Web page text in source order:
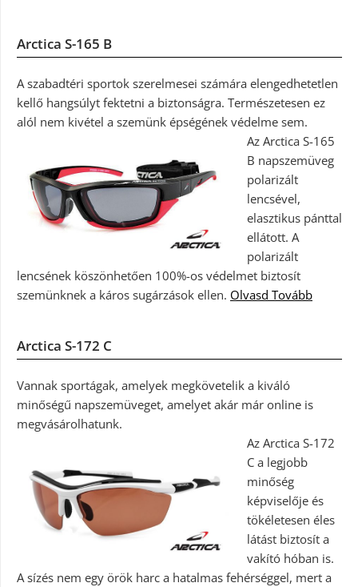
Arctica S-165 B
A szabadtéri sportok szerelmesei számára elengedhetetlen
kellő hangsúlyt fektetni a biztonságra. Természetesen ez
alól nem kivétel a szemünk épségének védelme sem.
Az Arctica S-165
B napszemüveg
polarizált
lencsével,
elasztikus pánttal
ellátott. A
polarizált
lencsének köszönhetően 100%-os védelmet biztosít
szemünknek a káros sugárzások ellen. Olvasd Tovább
Arctica S-172 C
Vannak sportágak, amelyek megkövetelik a kiváló
minőségű napszemüveget, amelyet akár már online is
megvásárolhatunk.
Az Arctica S-172
C a legjobb
minőség
képviselője és
tökéletesen éles
látást biztosít a
vakító hóban is.
A sízés nem egy örök harc a hatalmas fehérséggel, mert a